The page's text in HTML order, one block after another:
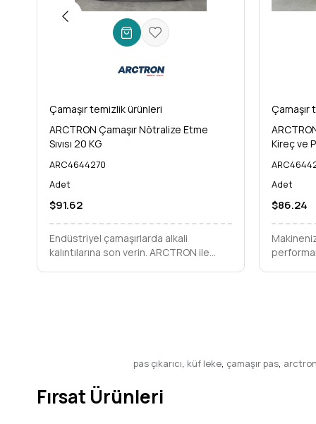
Çamaşır temizlik ürünleri
ARCTRON Çamaşır Nötralize Etme
Sıvısı 20 KG
ARC4644270
Adet
$91.62
Endüstriyel çamaşırlarda alkali
kalıntılarına son verin. ARCTRON ile
Çamaşır
Kireç ve
Adet
$86.24
pas çıkarıcı, küf leke, çamaşır pas, arctron
Fırsat Ürünleri